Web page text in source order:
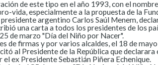
de este tipo en el año 1993, con el
vida, especialmente a la propuesta de la
argentino Carlos Saúl Menem,
una carta a todos los presidentes de los
de marzo "Día del Niño por Nacer".
de firmas y por varios alcaldes, el 18 de
al Presidente de la República que
ex Presidente Sebastián Piñera Echenique.